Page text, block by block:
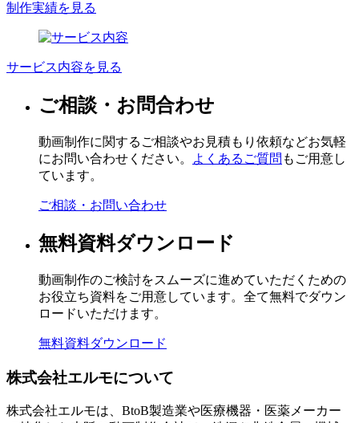
制作実績を見る
サービス内容を見る
ご相談・お問合わせ
動画制作に関するご相談やお見積もり依頼などお気軽
にお問い合わせください。
よくあるご質問 もご用意し
ています。
ご相談・お問い合わせ
無料資料ダウンロード
動画制作のご検討をスムーズに進めていただくための
お役立ち資料をご用意しています。全て無料でダウン
ロードいただけます。
無料資料ダウンロード
株式会社エルモについて
株式会社エルモは、BtoB製造業や医療機器・医薬メーカー